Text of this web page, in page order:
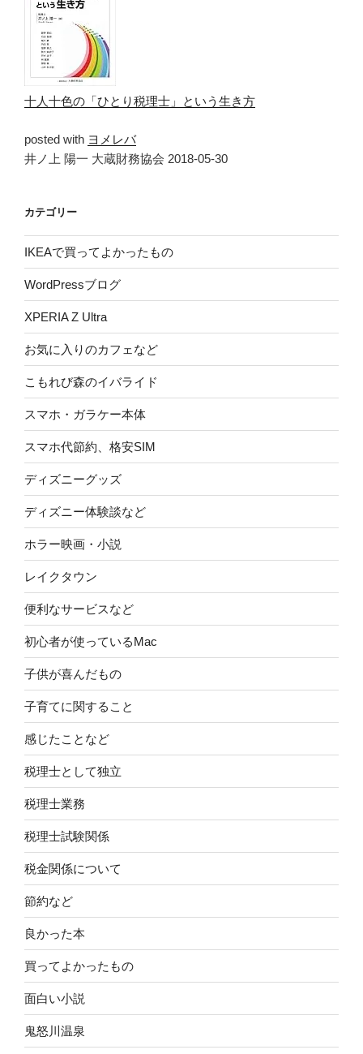
十人十色の「ひとり税理士」という生き方
posted with ヨメレバ
井ノ上 陽一 大蔵財務協会 2018-05-30
カテゴリー
IKEAで買ってよかったもの
WordPressブログ
XPERIA Z Ultra
お気に入りのカフェなど
こもれび森のイバライド
スマホ・ガラケー本体
スマホ代節約、格安SIM
ディズニーグッズ
ディズニー体験談など
ホラー映画・小説
レイクタウン
便利なサービスなど
初心者が使っているMac
子供が喜んだもの
子育てに関すること
感じたことなど
税理士として独立
税理士業務
税理士試験関係
税金関係について
節約など
良かった本
買ってよかったもの
面白い小説
鬼怒川温泉